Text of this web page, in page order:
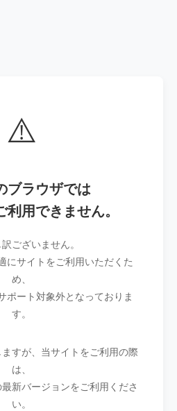
⚠️
ブラウザでは
用できません。
ございません。
にサイトをご利用いただくた
め、
ポート対象外となっておりま
す。
すが、当サイトをご利用の際
は、
新バージョンをご利用くださ
い。